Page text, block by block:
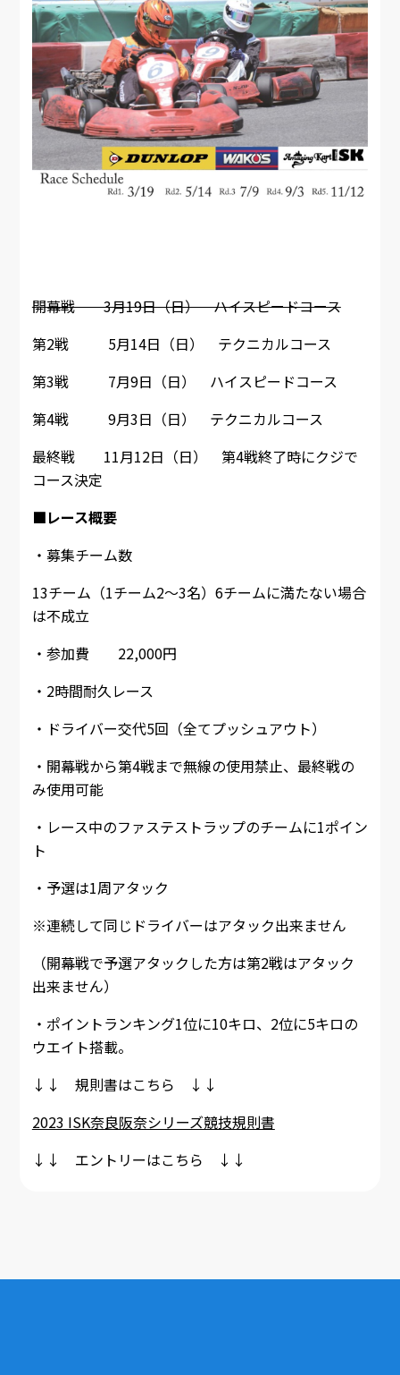
開幕戦 3月19日（日） ハイスピードコース
第2戦 5月14日（日） テクニカルコース
第3戦 7月9日（日） ハイスピードコース
第4戦 9月3日（日） テクニカルコース
最終戦 11月12日（日） 第4戦終了時にクジで
コース決定
■レース概要
・募集チーム数
13チーム（1チーム2～3名）6チームに満たない場合
は不成立
・参加費 22,000円
・2時間耐久レース
・ドライバー交代5回（全てプッシュアウト）
・開幕戦から第4戦まで無線の使用禁止、最終戦の
み使用可能
・レース中のファステストラップのチームに1ポイン
ト
・予選は1周アタック
※連続して同じドライバーはアタック出来ません
（開幕戦で予選アタックした方は第2戦はアタック
出来ません）
・ポイントランキング1位に10キロ、2位に5キロの
ウエイト搭載。
↓↓ 規則書はこちら ↓↓
2023 ISK奈良阪奈シリーズ競技規則書
↓↓ エントリーはこちら ↓↓